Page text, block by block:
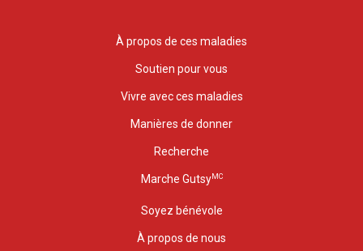
À propos de ces maladies
Soutien pour vous
Vivre avec ces maladies
Manières de donner
Recherche
Marche GutsyMC
Soyez bénévole
À propos de nous